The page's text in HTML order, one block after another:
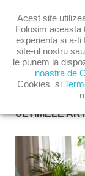

ULTIMELE
Acest site
Folosim aceasta
experienta si a-ti
site-ul nostru
le punem la
noastra de
Cookies si